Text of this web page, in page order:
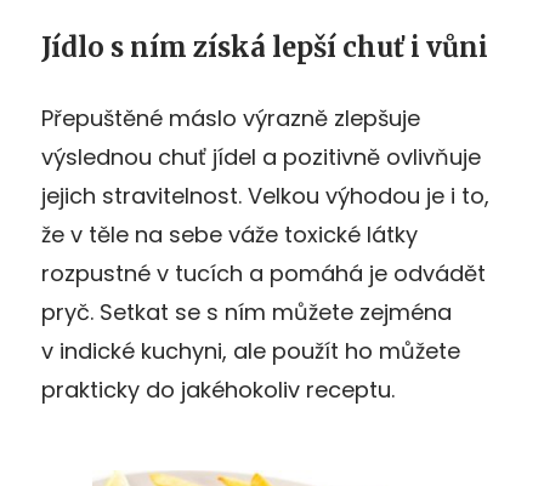
Jídlo s ním získá lepší chuť i vůni
Přepuštěné máslo výrazně zlepšuje
výslednou chuť jídel a pozitivně ovlivňuje
jejich stravitelnost. Velkou výhodou je i to,
že v těle na sebe váže toxické látky
rozpustné v tucích a pomáhá je odvádět
pryč. Setkat se s ním můžete zejména
v indické kuchyni, ale použít ho můžete
prakticky do jakéhokoliv receptu.